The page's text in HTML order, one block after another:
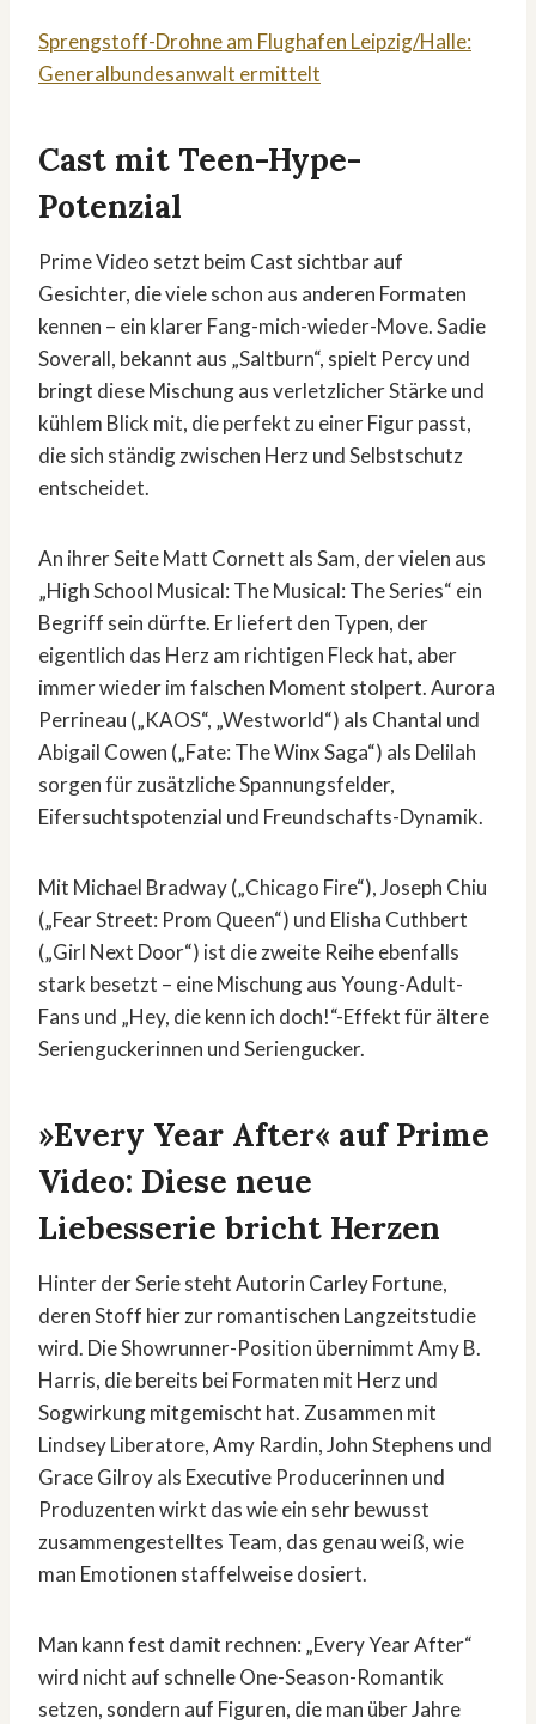
Sprengstoff-Drohne am Flughafen Leipzig/Halle:
Generalbundesanwalt ermittelt
Cast mit Teen-Hype-
Potenzial
Prime Video setzt beim Cast sichtbar auf
Gesichter, die viele schon aus anderen Formaten
kennen – ein klarer Fang-mich-wieder-Move. Sadie
Soverall, bekannt aus „Saltburn“, spielt Percy und
bringt diese Mischung aus verletzlicher Stärke und
kühlem Blick mit, die perfekt zu einer Figur passt,
die sich ständig zwischen Herz und Selbstschutz
entscheidet.
An ihrer Seite Matt Cornett als Sam, der vielen aus
„High School Musical: The Musical: The Series“ ein
Begriff sein dürfte. Er liefert den Typen, der
eigentlich das Herz am richtigen Fleck hat, aber
immer wieder im falschen Moment stolpert. Aurora
Perrineau („KAOS“, „Westworld“) als Chantal und
Abigail Cowen („Fate: The Winx Saga“) als Delilah
sorgen für zusätzliche Spannungsfelder,
Eifersuchtspotenzial und Freundschafts-Dynamik.
Mit Michael Bradway („Chicago Fire“), Joseph Chiu
(„Fear Street: Prom Queen“) und Elisha Cuthbert
(„Girl Next Door“) ist die zweite Reihe ebenfalls
stark besetzt – eine Mischung aus Young-Adult-
Fans und „Hey, die kenn ich doch!“-Effekt für ältere
Serienguckerinnen und Seriengucker.
»Every Year After« auf Prime
Video: Diese neue
Liebesserie bricht Herzen
Hinter der Serie steht Autorin Carley Fortune,
deren Stoff hier zur romantischen Langzeitstudie
wird. Die Showrunner-Position übernimmt Amy B.
Harris, die bereits bei Formaten mit Herz und
Sogwirkung mitgemischt hat. Zusammen mit
Lindsey Liberatore, Amy Rardin, John Stephens und
Grace Gilroy als Executive Producerinnen und
Produzenten wirkt das wie ein sehr bewusst
zusammengestelltes Team, das genau weiß, wie
man Emotionen staffelweise dosiert.
Man kann fest damit rechnen: „Every Year After“
wird nicht auf schnelle One-Season-Romantik
setzen, sondern auf Figuren, die man über Jahre